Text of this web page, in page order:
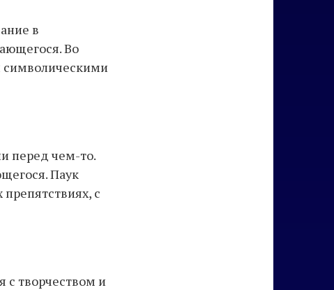
в
Во
символическими
перед чем-то.
Паук
с
с творчеством и